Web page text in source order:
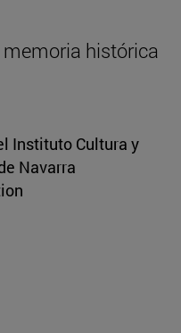
histórica
Instituto Cultura y
Navarra